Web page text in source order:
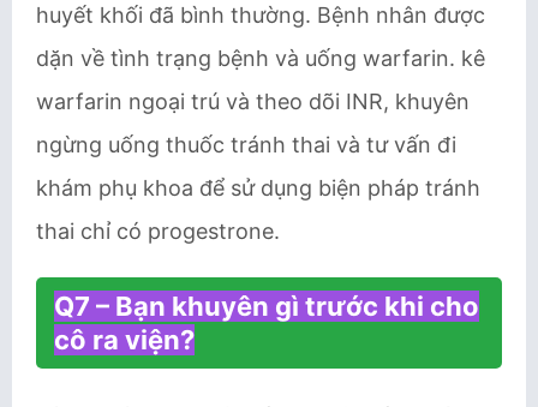
huyết khối đã bình thường. Bệnh nhân được
dặn về tình trạng bệnh và uống warfarin. kê
warfarin ngoại trú và theo dõi INR, khuyên
ngừng uống thuốc tránh thai và tư vấn đi
khám phụ khoa để sử dụng biện pháp tránh
thai chỉ có progestrone.
Q7 – Bạn khuyên gì trước khi cho
cô ra viện?